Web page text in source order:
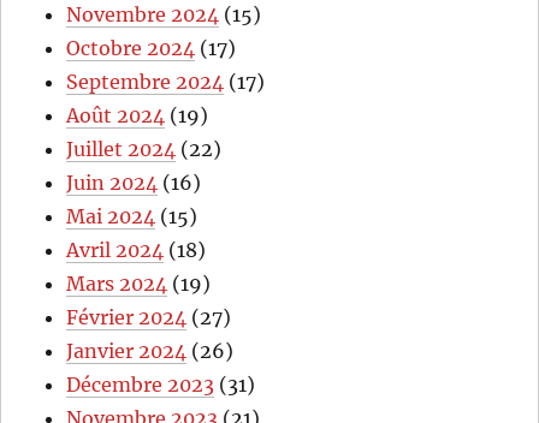
Novembre 2024 (15)
Octobre 2024 (17)
Septembre 2024 (17)
Août 2024 (19)
Juillet 2024 (22)
Juin 2024 (16)
Mai 2024 (15)
Avril 2024 (18)
Mars 2024 (19)
Février 2024 (27)
Janvier 2024 (26)
Décembre 2023 (31)